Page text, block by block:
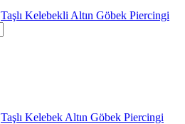
Taşlı Kelebekli Altın Göbek Piercingi
Taşlı Kelebek Altın Göbek Piercingi